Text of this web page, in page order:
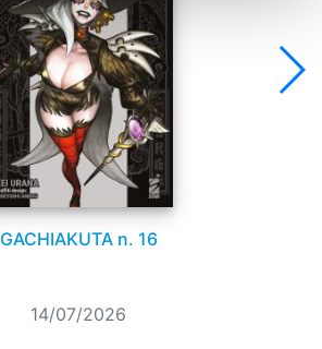
GACHIAKUTA n. 16
14/07/2026